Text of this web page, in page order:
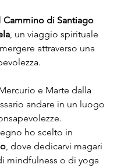
Cammino di Santiago
, un viaggio spirituale
attraverso una
e Marte dalla
andare in un luogo
ho scelto in
, dove dedicarvi magari
mindfulness o di yoga